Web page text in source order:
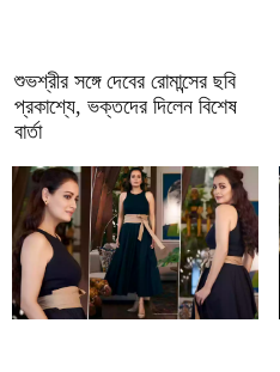
শুভশ্রীর সঙ্গে দেবের রোমান্সের ছবি
প্রকাশ্যে, ভক্তদের দিলেন বিশেষ
বার্তা